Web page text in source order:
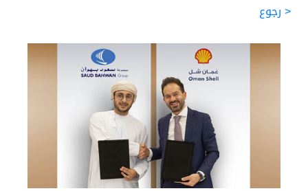
< رجوع